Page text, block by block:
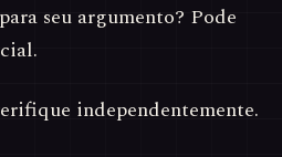
seu argumento? Pode
independentemente.